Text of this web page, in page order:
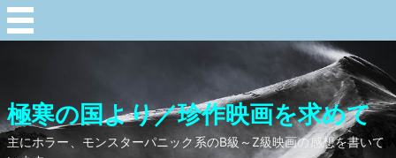
極寒の国より／珍作映画を求めて
主にホラー、モンスターパニック系のB級～Z級映画の感想を書いて